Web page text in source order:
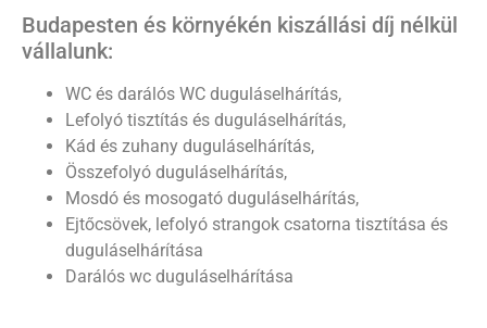
Budapesten és környékén kiszállási díj nélkül
vállalunk:
WC és darálós WC duguláselhárítás,
Lefolyó tisztítás és duguláselhárítás,
Kád és zuhany duguláselhárítás,
Összefolyó duguláselhárítás,
Mosdó és mosogató duguláselhárítás,
Ejtőcsövek, lefolyó strangok csatorna tisztítása és
duguláselhárítása
Darálós wc duguláselhárítása